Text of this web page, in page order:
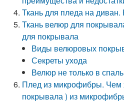
Ткань для пледа на
Ткань велюр для
для покрывала
Виды велюровых
Секреты ухода
Велюр не только в
Плед из микрофибры.
покрывала ) из